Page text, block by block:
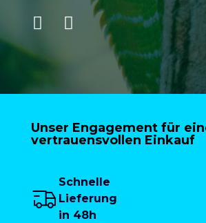
Unser Engagement für
vertrauensvollen Einkauf
Schnelle
Lieferung
in 48h